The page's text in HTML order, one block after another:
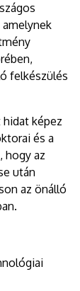
felkészülés
képez
és a
hogy az
után
az önálló